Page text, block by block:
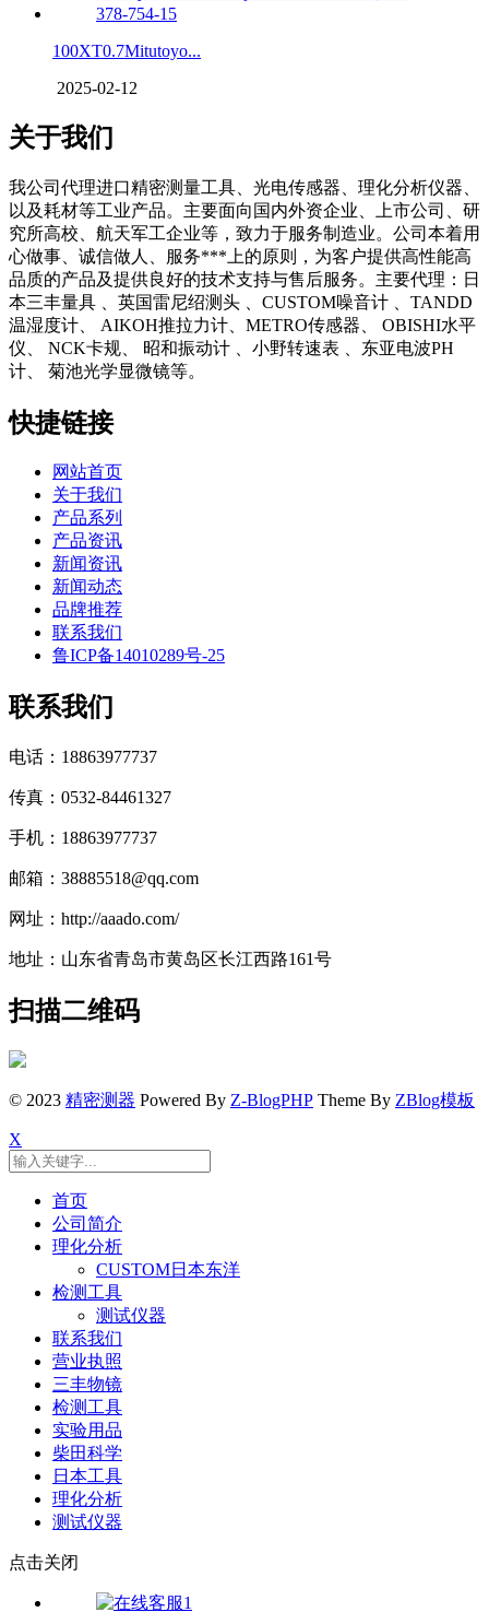
100XT0.7Mitutoyo...
2025-02-12
关于我们
我公司代理进口精密测量工具、光电传感器、理化分析仪器、
以及耗材等工业产品。主要面向国内外资企业、上市公司、研
究所高校、航天军工企业等，致力于服务制造业。公司本着用
心做事、诚信做人、服务***上的原则，为客户提供高性能高
品质的产品及提供良好的技术支持与售后服务。主要代理：日
本三丰量具 、英国雷尼绍测头 、CUSTOM噪音计 、TANDD
温湿度计、 AIKOH推拉力计、METRO传感器、 OBISHI水平
仪、 NCK卡规、 昭和振动计 、小野转速表 、东亚电波PH
计、 菊池光学显微镜等。
快捷链接
网站首页
关于我们
产品系列
产品资讯
新闻资讯
新闻动态
品牌推荐
联系我们
鲁ICP备14010289号-25
联系我们
电话：18863977737
传真：0532-84461327
手机：18863977737
邮箱：38885518@qq.com
网址：http://aaado.com/
地址：山东省青岛市黄岛区长江西路161号
扫描二维码
© 2023 精密测器 Powered By Z-BlogPHP Theme By ZBlog模板
X
首页
公司简介
理化分析
CUSTOM日本东洋
检测工具
测试仪器
联系我们
营业执照
三丰物镜
检测工具
实验用品
柴田科学
日本工具
理化分析
测试仪器
点击关闭